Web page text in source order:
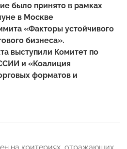
было принято в рамках
в Москве
«Факторы устойчивого
бизнеса».
выступили Комитет по
и «Коалиция
форматов и